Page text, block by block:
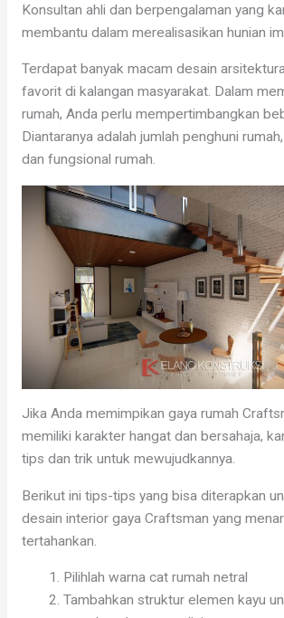
Konsultan ahli dan berpengalaman yang
membantu dalam merealisasikan hunian
Terdapat banyak macam desain
favorit di kalangan masyarakat. Dalam
rumah, Anda perlu mempertimbangkan
Diantaranya adalah jumlah penghuni
dan fungsional rumah.
Jika Anda memimpikan gaya rumah
memiliki karakter hangat dan bersahaja,
tips dan trik untuk mewujudkannya.
Berikut ini tips-tips yang bisa diterapkan
desain interior gaya Craftsman yang
tertahankan.
Pilihlah warna cat rumah netral
Tambahkan struktur elemen kayu